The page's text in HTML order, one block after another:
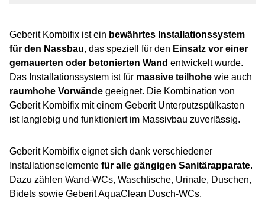
Geberit Kombifix ist ein bewährtes Installationssystem
für den Nassbau, das speziell für den Einsatz vor einer
gemauerten oder betonierten Wand entwickelt wurde.
Das Installationssystem ist für massive teilhohe wie auch
raumhohe Vorwände geeignet. Die Kombination von
Geberit Kombifix mit einem Geberit Unterputzspülkasten
ist langlebig und funktioniert im Massivbau zuverlässig.
Geberit Kombifix eignet sich dank verschiedener
Installationselemente für alle gängigen Sanitärapparate.
Dazu zählen Wand-WCs, Waschtische, Urinale, Duschen,
Bidets sowie Geberit AquaClean Dusch-WCs.